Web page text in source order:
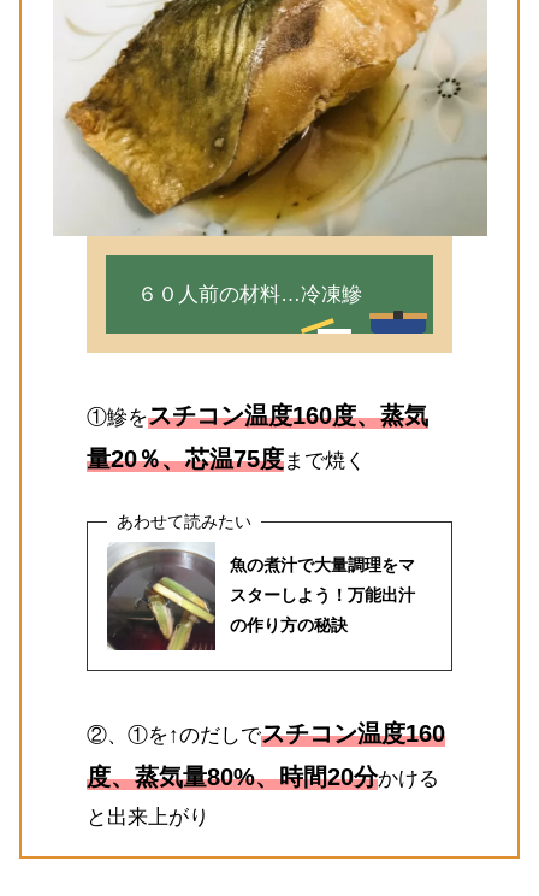
６０人前の材料…冷凍鰺
①鰺をスチコン温度160度、蒸気
量20％、芯温75度まで焼く
魚の煮汁で大量調理をマ
スターしよう！万能出汁
の作り方の秘訣
②、①を↑のだしでスチコン温度160
度、蒸気量80%、時間20分かける
と出来上がり